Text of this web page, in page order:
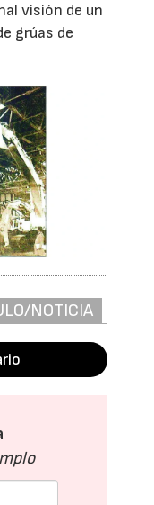
visión de un
grúas de
NOTICIA